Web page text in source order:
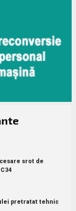
srot de
pretratat tehnic